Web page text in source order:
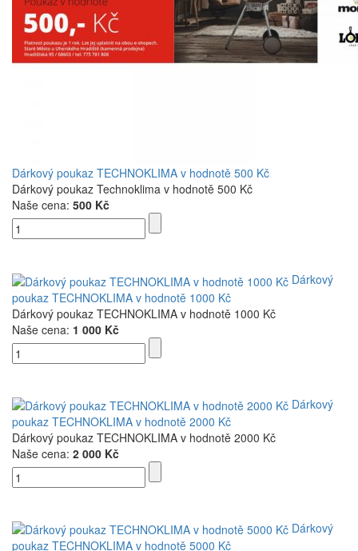
Dárkový poukaz TECHNOKLIMA v hodnotě 500 Kč
Dárkový poukaz Technoklima v hodnotě 500 Kč
Naše cena: 500 Kč
Dárkový
poukaz TECHNOKLIMA v hodnotě 1000 Kč
Dárkový poukaz TECHNOKLIMA v hodnotě 1000 Kč
Naše cena: 1 000 Kč
Dárkový
poukaz TECHNOKLIMA v hodnotě 2000 Kč
Dárkový poukaz TECHNOKLIMA v hodnotě 2000 Kč
Naše cena: 2 000 Kč
Dárkový
poukaz TECHNOKLIMA v hodnotě 5000 Kč